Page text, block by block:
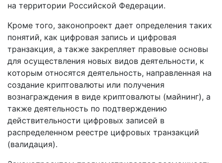
на территории Российской Федерации.
Кроме того, законопроект дает определения таких
понятий, как цифровая запись и цифровая
транзакция, а также закрепляет правовые основы
для осуществления новых видов деятельности, к
которым относятся деятельность, направленная на
создание криптовалюты или получения
вознаграждения в виде криптовалюты (майнинг), а
также деятельность по подтверждению
действительности цифровых записей в
распределенном реестре цифровых транзакций
(валидация).